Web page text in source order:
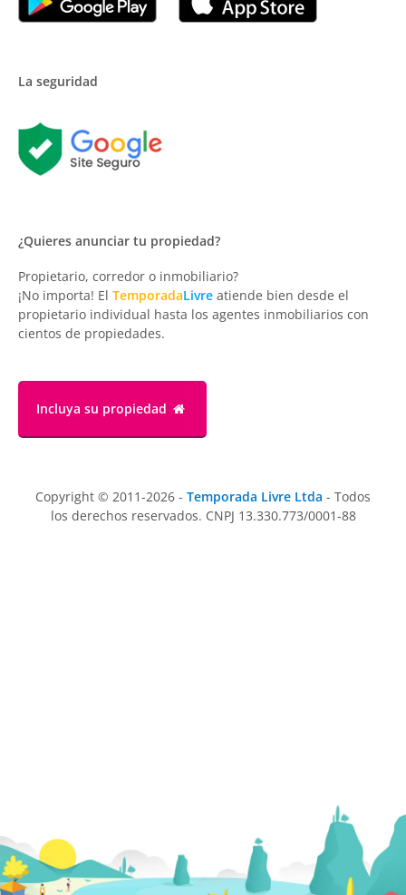
La seguridad
¿Quieres anunciar tu propiedad?
Propietario, corredor o inmobiliario?
¡No importa! El TemporadaLivre atiende bien desde el
propietario individual hasta los agentes inmobiliarios con
cientos de propiedades.
Incluya su propiedad
Copyright © 2011-2026 - Temporada Livre Ltda - Todos
los derechos reservados. CNPJ 13.330.773/0001-88